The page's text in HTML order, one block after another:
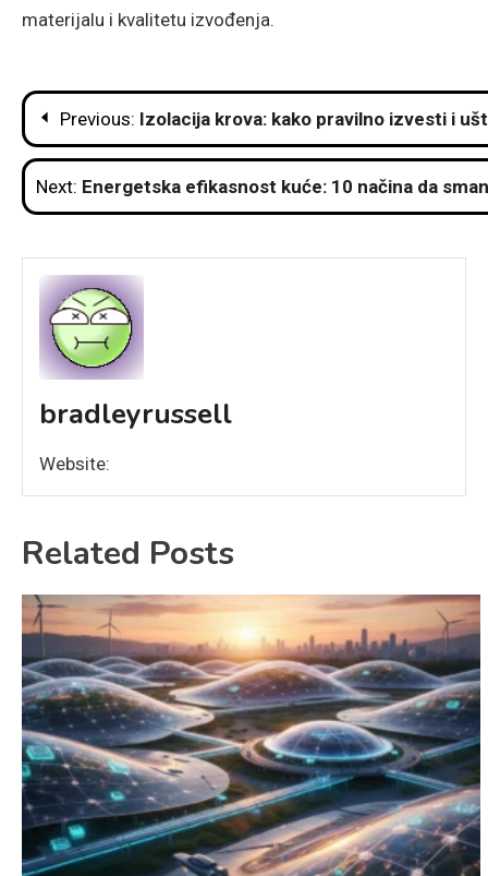
materijalu i kvalitetu izvođenja.
Post
navigation
Previous: Izolacija krova: kako pravilno izvesti i
Next: Energetska efikasnost kuće: 10 načina da
bradleyrussell
Website:
Related Posts